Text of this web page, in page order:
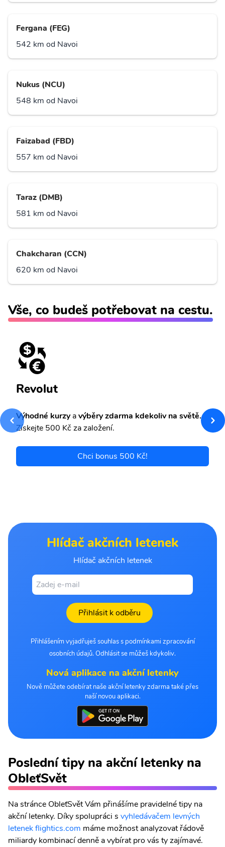
Fergana (FEG)
542 km od Navoi
Nukus (NCU)
548 km od Navoi
Faizabad (FBD)
557 km od Navoi
Taraz (DMB)
581 km od Navoi
Chakcharan (CCN)
620 km od Navoi
Vše, co budeš potřebovat na cestu.
Revolut
Výhodné kurzyavýběry zdarma kdekoliv na světě.
Získejte 500 Kč za založení.
Chci bonus 500 Kč!
Hlídač akčních letenek
Hlídač akčních letenek
Přihlásit k odběru
Přihlášením vyjadřuješ souhlas s podmínkami zpracování
osobních údajů. Odhlásit se můžeš kdykoliv.
Nová aplikace na akční letenky
Nově můžete odebírat naše akční letenky zdarma také přes
naší novou aplikaci.
Poslední tipy na akční letenky na
ObleťSvět
Na stránce ObleťSvět Vám přinášíme pravidelné tipy na
akční letenky. Díky spolupráci s vyhledávačem levných
letenek flightics.com máme možnost analyzovat řádově
miliardy kombinací denně a vybírat pro vás ty zajímavé.